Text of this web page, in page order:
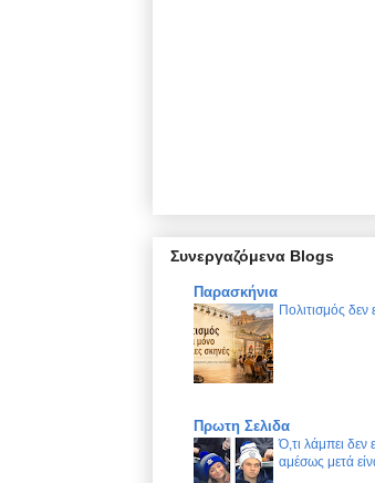
Συνεργαζόμενα Blogs
Παρασκήνια
Πολιτισμός δεν
Πρωτη Σελιδα
Ό,τι λάμπει δεν
αμέσως μετά